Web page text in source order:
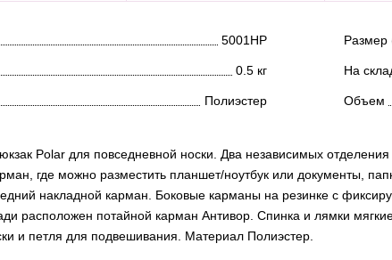
5001НР Размер
0.5 кг На
Полиэстер Объем
Polar для повседневной носки. Два независимых
где можно разместить планшет/ноутбук или документы,
накладной карман. Боковые карманы на резинке с
расположен потайной карман Антивор. Спинка и лямки
и петля для подвешивания. Материал Полиэстер.